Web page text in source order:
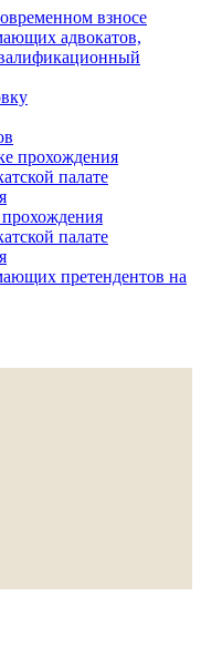
взносе
адвокатов,
прохождения
палате
палате
претендентов на